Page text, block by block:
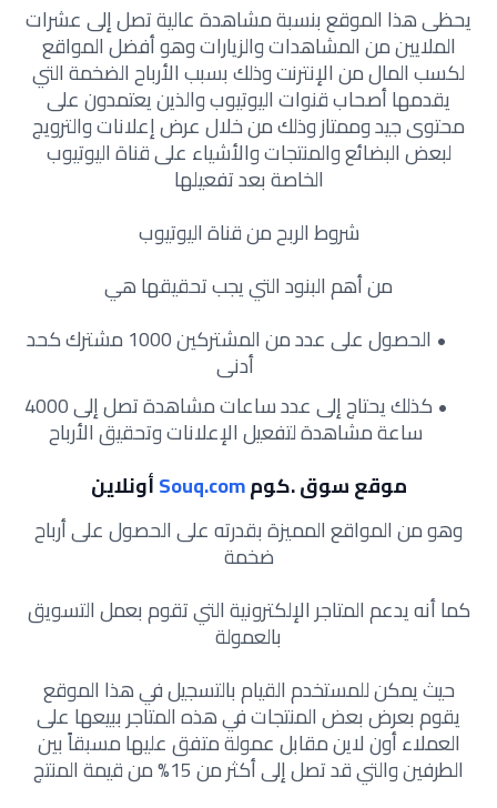
يحظى هذا الموقع بنسبة مشاهدة عالية تصل إلى عشرات
الملايين من المشاهدات والزيارات وهو أفضل المواقع
لكسب المال من الإنترنت وذلك بسبب الأرباح الضخمة التي
يقدمها أصحاب قنوات اليوتيوب والذين يعتمدون على
محتوى جيد وممتاز وذلك من خلال عرض إعلانات والترويج
لبعض البضائع والمنتجات والأشياء على قناة اليوتيوب
الخاصة بعد تفعيلها
شروط الربح من قناة اليوتيوب
من أهم البنود التي يجب تحقيقها هي
الحصول على عدد من المشتركين 1000 مشترك كحد
أدنى
كذلك يحتاج إلى عدد ساعات مشاهدة تصل إلى 4000
ساعة مشاهدة لتفعيل الإعلانات وتحقيق الأرباح
موقع سوق .كومSouq.comأونلاين
وهو من المواقع المميزة بقدرته على الحصول على أرباح
ضخمة
كما أنه يدعم المتاجر الإلكترونية التي تقوم بعمل التسويق
بالعمولة
حيث يمكن للمستخدم القيام بالتسجيل في هذا الموقع
يقوم بعرض بعض المنتجات في هذه المتاجر ببيعها على
العملاء أون لاين مقابل عمولة متفق عليها مسبقاً بين
الطرفين والتي قد تصل إلى أكثر من 15% من قيمة المنتج